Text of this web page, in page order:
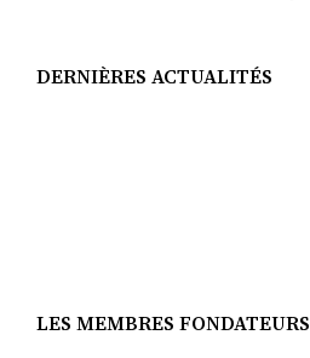
DERNIÈRES ACTUALITÉS
LES MEMBRES FONDATEURS